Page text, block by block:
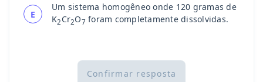
E
Um sistema homogêneo onde 120 gramas de
K2 Cr2O7 foram completamente dissolvidas.
Confirmar resposta